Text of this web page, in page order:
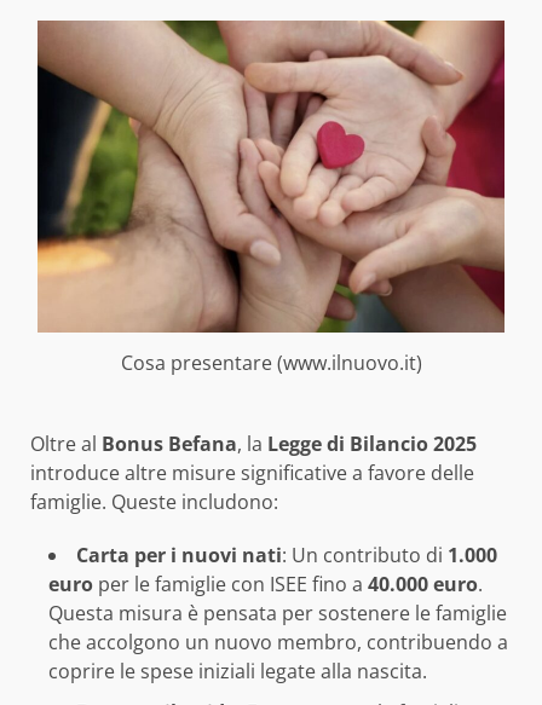
Cosa presentare (www.ilnuovo.it)
Oltre al Bonus Befana, la Legge di Bilancio 2025
introduce altre misure significative a favore delle
famiglie. Queste includono:
Carta per i nuovi nati: Un contributo di 1.000
euro per le famiglie con ISEE fino a 40.000 euro.
Questa misura è pensata per sostenere le famiglie
che accolgono un nuovo membro, contribuendo a
coprire le spese iniziali legate alla nascita.